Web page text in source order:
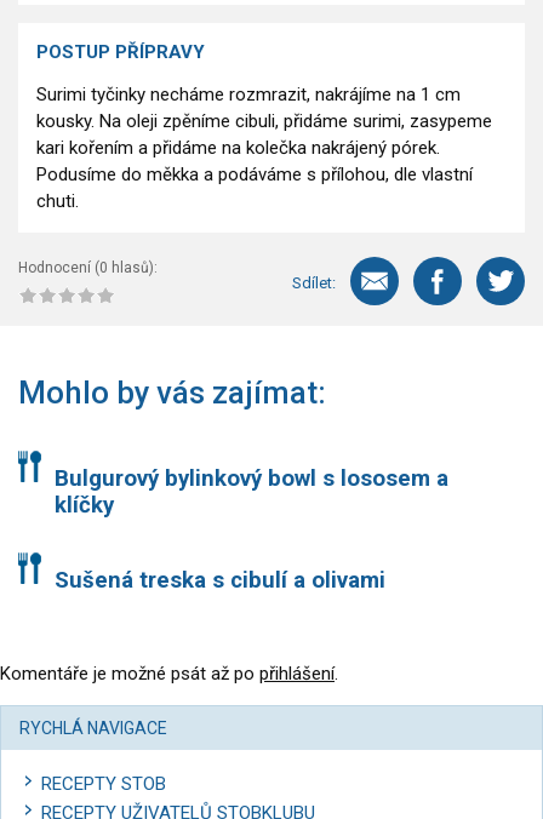
POSTUP PŘÍPRAVY
Surimi tyčinky necháme rozmrazit, nakrájíme na 1 cm
kousky. Na oleji zpěníme cibuli, přidáme surimi, zasypeme
kari kořením a přidáme na kolečka nakrájený pórek.
Podusíme do měkka a podáváme s přílohou, dle vlastní
chuti.
Hodnocení (0 hlasů):
Sdílet:
Mohlo by vás zajímat:
Bulgurový bylinkový bowl s lososem a
klíčky
Sušená treska s cibulí a olivami
Komentáře je možné psát až po přihlášení.
RYCHLÁ NAVIGACE
RECEPTY STOB
RECEPTY UŽIVATELŮ STOBKLUBU